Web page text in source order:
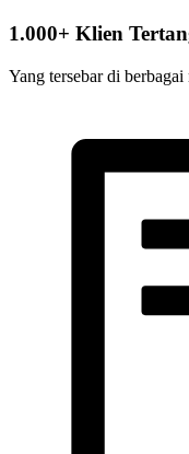
1.000+ Klien
Yang tersebar di